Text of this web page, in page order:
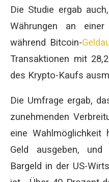
Die Studie ergab
Währungen an einer
während Bitcoin-
Transaktionen mit
des Krypto-Kaufs
Die Umfrage ergab,
zunehmenden
eine
Geld ausgeben,
Bargeld in der US-